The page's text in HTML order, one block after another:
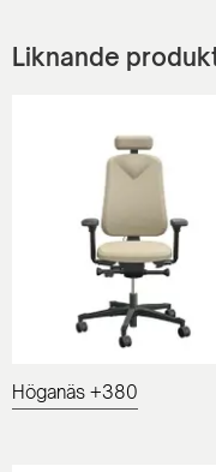
Liknande
Höganäs +380